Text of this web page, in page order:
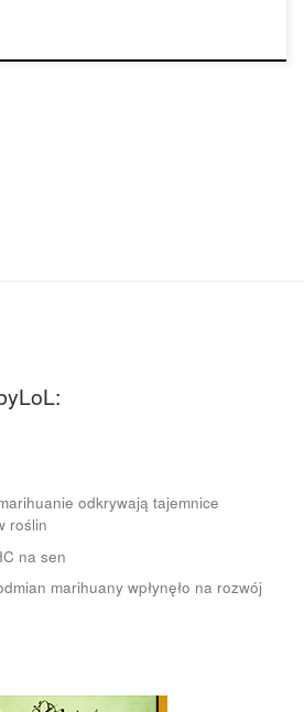
odkrywają tajemnice
roślin
na sen
marihuany wpłynęło na rozwój